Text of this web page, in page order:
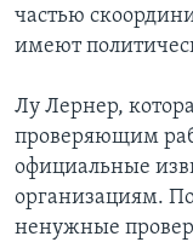
частью
имеют
Лу Лернер,
проверяющим
официальные
организациям.
ненужные